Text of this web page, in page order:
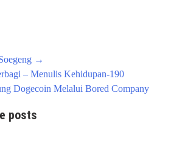
→
– Menulis Kehidupan-190
Dogecoin Melalui Bored Company
posts